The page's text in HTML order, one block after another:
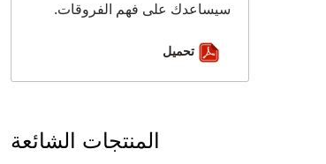
سيساعدك على فهم الفروقات.
تحميل
المنتجات الشائعة